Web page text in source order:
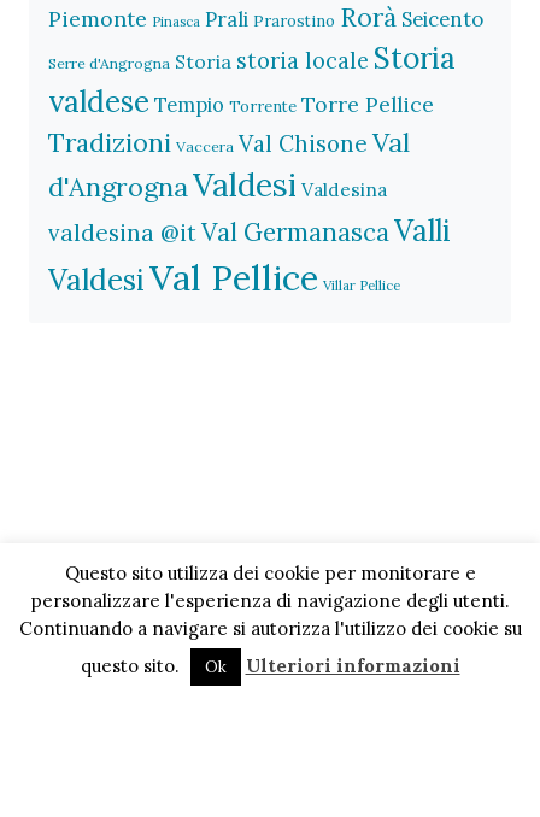
Piemonte Pinasca Prali Prarostino Rorà Seicento
Serre d'Angrogna Storia storia locale Storia
valdese Tempio Torrente Torre Pellice
Tradizioni Vaccera Val Chisone Val
d'AngrognaValdesi Valdesina
valdesina @itVal GermanascaValli
ValdesiVal Pellice Villar Pellice
Questo sito utilizza dei cookie per monitorare e
personalizzare l'esperienza di navigazione degli utenti.
Continuando a navigare si autorizza l'utilizzo dei cookie su
questo sito.
Ok Ulteriori informazioni